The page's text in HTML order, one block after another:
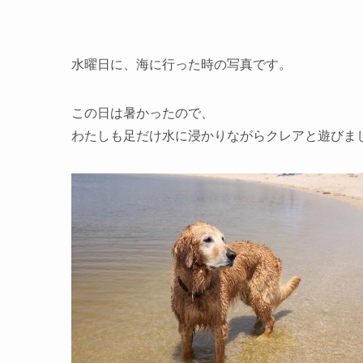
水曜日に、海に行った時の写真です。
この日は暑かったので、
わたしも足だけ水に浸かりながらクレアと遊びま